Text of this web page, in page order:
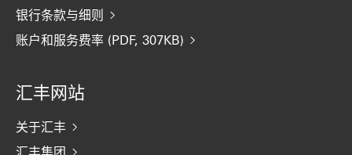
银行条款与细则
账户和服务费率 (PDF, 307KB)
汇丰网站
关于汇丰
汇丰集团